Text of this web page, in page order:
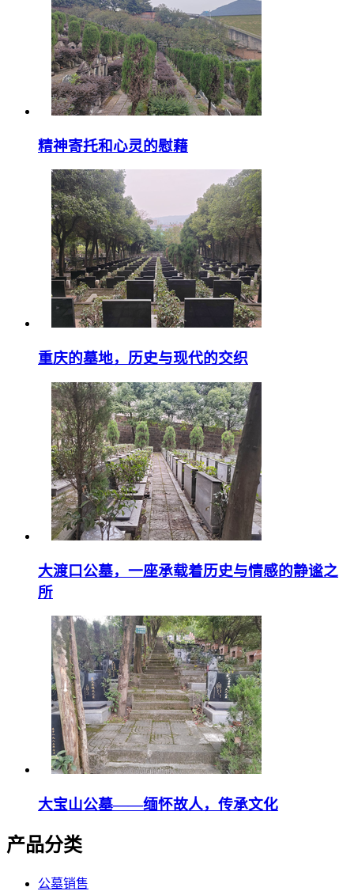
精神寄托和心灵的慰藉
重庆的墓地，历史与现代的交织
大渡口公墓，一座承载着历史与情感的静谧之
所
大宝山公墓——缅怀故人，传承文化
产品分类
公墓销售